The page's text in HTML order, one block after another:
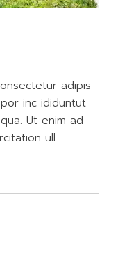
adipis
inc ididuntut
Ut enim ad
ull